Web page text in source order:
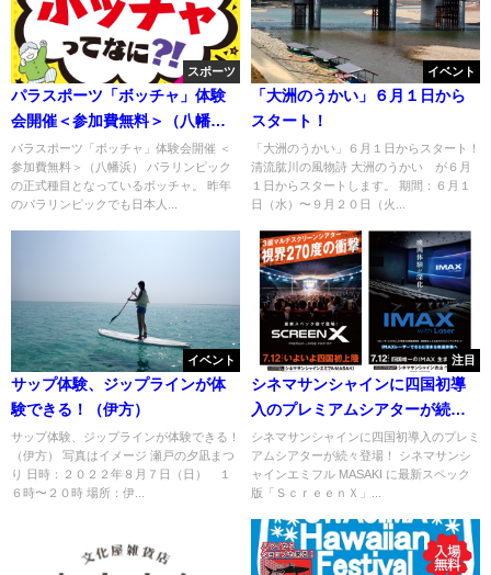
スポーツ
パラスポーツ「ボッチャ」体験
会開催＜参加費無料＞（八幡
浜）
パラスポーツ「ボッチャ」体験会開催 ＜
参加費無料＞（八幡浜） パラリンピック
の正式種目となっているボッチャ。 昨年
のパラリンピックでも日本人...
イベント
「大洲のうかい」６月１日から
スタート！
「大洲のうかい」６月１日からスタート！
清流肱川の風物詩 大洲のうかい が６月
１日からスタートします。 期間：６月１
日（水）〜９月２０日（火...
イベント
サップ体験、ジップラインが体
験できる！（伊方）
サップ体験、ジップラインが体験できる！
（伊方） 写真はイメージ 瀬戸の夕凪まつ
り 日時：２０２２年８月７日（日） １
６時〜２０時 場所：伊...
注目
シネマサンシャインに四国初導
入のプレミアムシアターが続々
登場！
シネマサンシャインに四国初導入のプレミ
アムシアターが続々登場！ シネマサンシ
ャインエミフル MASAKI に最新スペック
版「ＳｃｒｅｅｎＸ」...